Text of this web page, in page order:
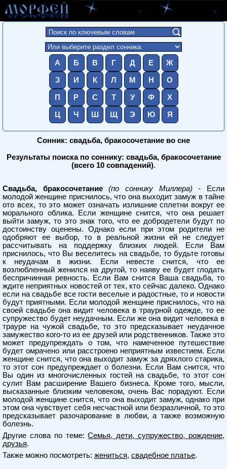
А Б В Г Д Е Ж
З И К Л М Н О
П Р С Т У Ф Х
Ц Ч Ш Щ Э Ю Я
Сонник: свадьба, бракосочетание во сне
Результаты поиска по соннику: свадьба, бракосочетание
(всего 10 совпадений).
Свадьба, бракосочетание (по соннику Миллера) - Если
молодой женщине приснилось, что она выходит замуж в тайне
ото всех, то это может означать излишние сплетни вокруг ее
морального облика. Если женщине снится, что она решает
выйти замуж, то это знак того, что ее добродетели будут по
достоинству оценены. Однако если при этом родители не
одобряют ее выбор, то в реальной жизни ей не следует
рассчитывать на поддержку близких людей. Если Вам
приснилось, что Вы веселитесь на свадьбе, то будьте готовы
к неудачам в жизни. Если невесте снится, что ее
возлюбленный женился на другой, то наяву ее будет глодать
беспричинная ревность. Если Вам снится Ваша свадьба, то
ждите неприятных новостей от тех, кто сейчас далеко. Однако
если на свадьбе все гости веселые и радостные, то и новости
будут приятными. Если молодой женщине приснилось, что на
своей свадьбе она видит человека в траурной одежде, то ее
супружество будет неудачным. Если же она видит человека в
трауре на чужой свадьбе, то это предсказывает неудачное
замужество кого-то из ее друзей или родственников. Также это
может предупреждать о том, что намеченное путешествие
будет омрачено или расстроено неприятным известием. Если
женщине снится, что она выходит замуж за дряхлого старика,
то этот сон предупреждает о болезни. Если Вам снится, что
Вы один из многочисленных гостей на свадьбе, то этот сон
сулит Вам расширение Вашего бизнеса. Кроме того, мысли,
высказанные близким человеком, очень Вас порадуют. Если
молодой женщине снится, что она выходит замуж, однако при
этом она чувствует себя несчастной или безразличной, то это
предсказывает разочарование в любви, а также возможную
болезнь.
Другие слова по теме:Семья, дети, супружество, рождение,
друзья.
Также можно посмотреть: жениться, свадебное платье.